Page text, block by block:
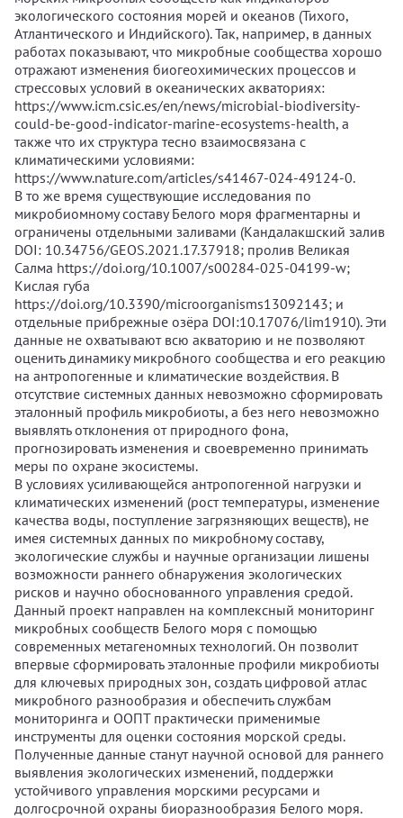
экологического состояния морей и океанов (Тихого,
Атлантического и Индийского). Так, например, в данных
работах показывают, что микробные сообщества хорошо
отражают изменения биогеохимических процессов и
стрессовых условий в океанических акваториях:
https://www.icm.csic.es/en/news/microbial-biodiversity-
could-be-good-indicator-marine-ecosystems-health, а
также что их структура тесно взаимосвязана с
климатическими условиями:
https://www.nature.com/articles/s41467-024-49124-0.
В то же время существующие исследования по
микробиомному составу Белого моря фрагментарны и
ограничены отдельными заливами (Кандалакшский залив
DOI: 10.34756/GEOS.2021.17.37918; пролив Великая
Салма https://doi.org/10.1007/s00284-025-04199-w;
Кислая губа
https://doi.org/10.3390/microorganisms13092143; и
отдельные прибрежные озёра DOI:10.17076/lim1910). Эти
данные не охватывают всю акваторию и не позволяют
оценить динамику микробного сообщества и его реакцию
на антропогенные и климатические воздействия. В
отсутствие системных данных невозможно сформировать
эталонный профиль микробиоты, а без него невозможно
выявлять отклонения от природного фона,
прогнозировать изменения и своевременно принимать
меры по охране экосистемы.
В условиях усиливающейся антропогенной нагрузки и
климатических изменений (рост температуры, изменение
качества воды, поступление загрязняющих веществ), не
имея системных данных по микробному составу,
экологические службы и научные организации лишены
возможности раннего обнаружения экологических
рисков и научно обоснованного управления средой.
Данный проект направлен на комплексный мониторинг
микробных сообществ Белого моря с помощью
современных метагеномных технологий. Он позволит
впервые сформировать эталонные профили микробиоты
для ключевых природных зон, создать цифровой атлас
микробного разнообразия и обеспечить службам
мониторинга и ООПТ практически применимые
инструменты для оценки состояния морской среды.
Полученные данные станут научной основой для раннего
выявления экологических изменений, поддержки
устойчивого управления морскими ресурсами и
долгосрочной охраны биоразнообразия Белого моря.